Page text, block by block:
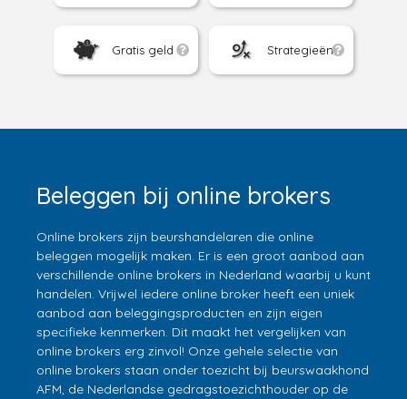
Gratis geld Strategieën
Beleggen bij online brokers
Online brokers zijn beurshandelaren die online
beleggen mogelijk maken. Er is een groot aanbod aan
verschillende online brokers in Nederland waarbij u kunt
handelen. Vrijwel iedere online broker heeft een uniek
aanbod aan beleggingsproducten en zijn eigen
specifieke kenmerken. Dit maakt het vergelijken van
online brokers erg zinvol! Onze gehele selectie van
online brokers staan onder toezicht bij beurswaakhond
AFM, de Nederlandse gedragstoezichthouder op de